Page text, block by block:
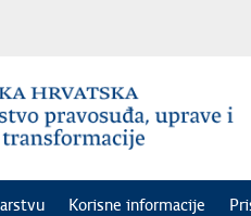
Korisne informacije